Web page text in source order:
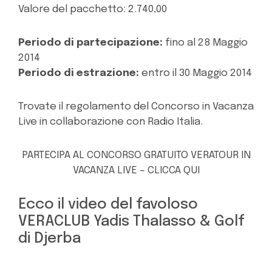
Valore del pacchetto: 2.740,00
Periodo di partecipazione: fino al 28 Maggio
2014
Periodo di estrazione: entro il 30 Maggio 2014
Trovate il regolamento del Concorso in Vacanza
Live in collaborazione con Radio Italia.
PARTECIPA AL CONCORSO GRATUITO VERATOUR IN
VACANZA LIVE – CLICCA QUI
Ecco il video del favoloso
VERACLUB Yadis Thalasso & Golf
di Djerba